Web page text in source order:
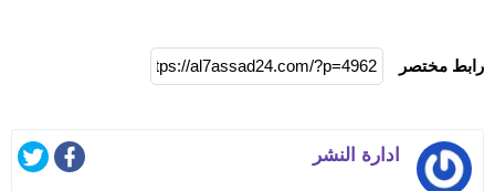
رابط مختصر
ادارة النشر